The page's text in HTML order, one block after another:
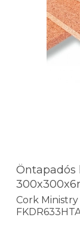
Öntapadós
Cork Ministry